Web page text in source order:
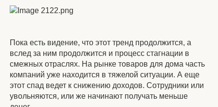
Пока есть видение, что этот тренд продолжится, а
вслед за ним продолжится и процесс стагнации в
смежных отраслях. На рынке товаров для дома часть
компаний уже находится в тяжелой ситуации. А еще
этот спад ведет к снижению доходов. Сотрудники или
увольняются, или же начинают получать меньше